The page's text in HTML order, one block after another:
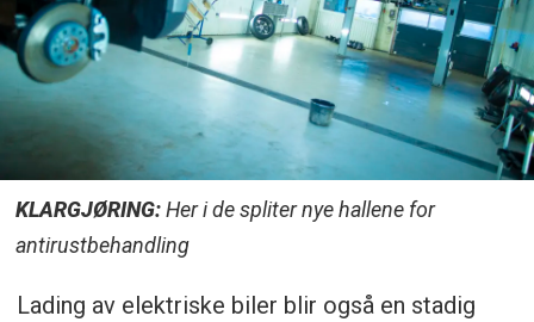
KLARGJØRING:Her i de spliter nye hallene for
antirustbehandling
Lading av elektriske biler blir også en stadig